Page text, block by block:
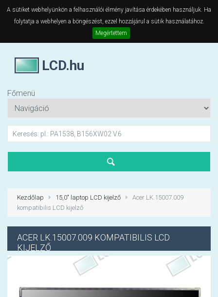
A sütiket webhelyünkön a felhasználói élmény javítása érdekében használjuk. Ha
folytatja a webhelyen a böngészést, ezzel hozzájárul a sütik használatához.
Megértettem
LCD.hu
Főmenü
Kezdőlap 15,0" laptop LCD kijelző
Acer LK.15007.009
kompatibilis LCD kijelző
ACER LK.15007.009 KOMPATIBILIS LCD
KIJELZŐ